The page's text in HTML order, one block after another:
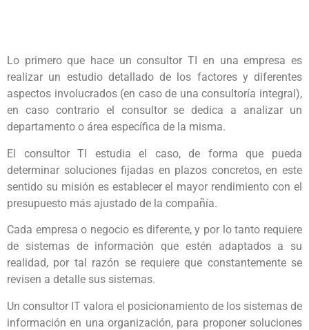
Lo primero que hace un consultor TI en una empresa es
realizar un estudio detallado de los factores y diferentes
aspectos involucrados (en caso de una consultoría integral),
en caso contrario el consultor se dedica a analizar un
departamento o área específica de la misma.
El consultor TI estudia el caso, de forma que pueda
determinar soluciones fijadas en plazos concretos, en este
sentido su misión es establecer el mayor rendimiento con el
presupuesto más ajustado de la compañía.
Cada empresa o negocio es diferente, y por lo tanto requiere
de sistemas de información que estén adaptados a su
realidad, por tal razón se requiere que constantemente se
revisen a detalle sus sistemas.
Un consultor IT valora el posicionamiento de los sistemas de
información en una organización, para proponer soluciones